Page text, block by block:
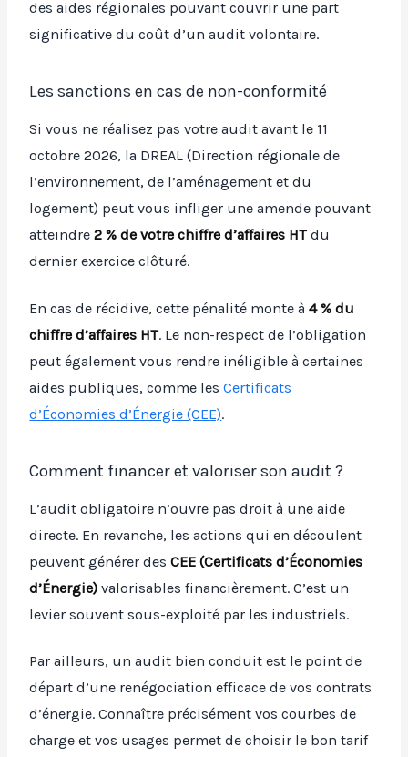
des aides régionales pouvant couvrir une part
significative du coût d’un audit volontaire.
Les sanctions en cas de non-conformité
Si vous ne réalisez pas votre audit avant le 11
octobre 2026, la DREAL (Direction régionale de
l’environnement, de l’aménagement et du
logement) peut vous infliger une amende pouvant
atteindre2 % de votre chiffre d’affaires HT du
dernier exercice clôturé.
En cas de récidive, cette pénalité monte à4 % du
chiffre d’affaires HT. Le non-respect de l’obligation
peut également vous rendre inéligible à certaines
aides publiques, comme lesCertificats
d’Économies d’Énergie (CEE).
Comment financer et valoriser son audit ?
L’audit obligatoire n’ouvre pas droit à une aide
directe. En revanche, les actions qui en découlent
peuvent générer desCEE (Certificats d’Économies
d’Énergie) valorisables financièrement. C’est un
levier souvent sous-exploité par les industriels.
Par ailleurs, un audit bien conduit est le point de
départ d’une renégociation efficace de vos contrats
d’énergie. Connaître précisément vos courbes de
charge et vos usages permet de choisir le bon tarif